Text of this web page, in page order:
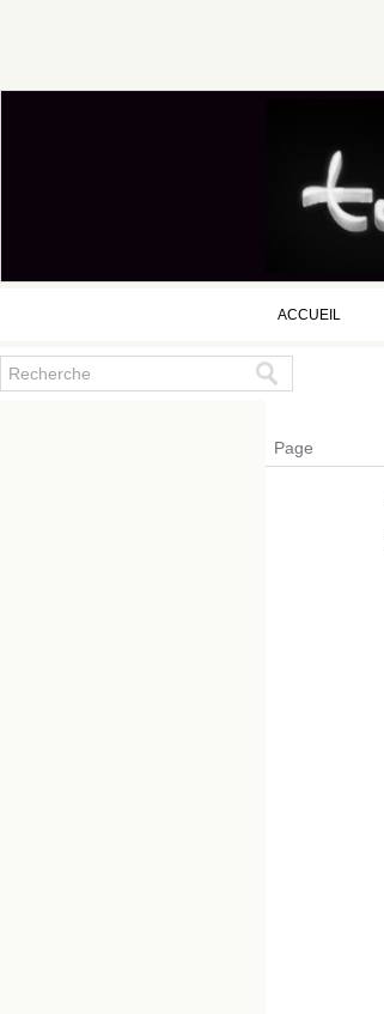
ACCUEIL
Page